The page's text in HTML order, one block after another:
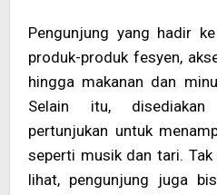
Pengunjung yang hadir
produk-produk fesyen,
hingga makanan dan
Selain itu, disediakan
pertunjukan untuk
seperti musik dan tari.
lihat, pengunjung juga